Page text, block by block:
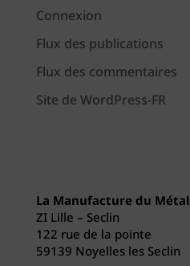
Connexion
Flux des publications
Flux des commentaires
Site de WordPress-FR
La Manufacture du Métal
ZI Lille – Seclin
122 rue de la pointe
59139 Noyelles les Seclin